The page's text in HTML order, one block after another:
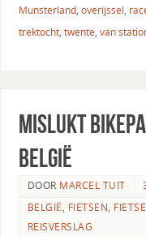
Munsterland, overijssel,
trektocht, twente, van
Mislukt
België
DOOR MARCEL TUIT
BELGIË, FIETSEN,
REISVERSLAG